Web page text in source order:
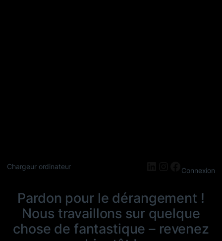
Chargeur ordinateur LinkedIn
Instagram
Connexion
Pardon pour le dérangement !
Nous travaillons sur quelque
chose de fantastique – revenez